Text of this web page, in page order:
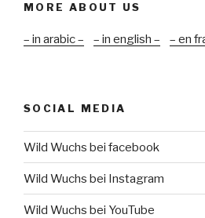
MORE ABOUT US
– in arabic – – in english – – en
SOCIAL MEDIA
Wild Wuchs bei facebook
Wild Wuchs bei Instagram
Wild Wuchs bei YouTube